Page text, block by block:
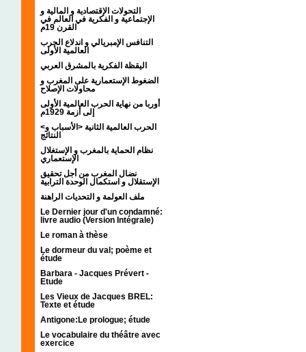
التحولات الإقتصادية و المالية و
الإجتماعية و الفكرية في العالم في
القرن 19م
التنافس الإمبريالي و اندلاع الحرب
العالمية الأولى
اليقظة الفكرية بالمشرق العربي
الضغوط الإستعمارية على المغرب و
محاولات الإصلاح
أوربا من نهاية الحرب العالمية الأولى
إلى أزمة 1929م
<الحرب العالمية الثانية <الأسباب و
النتائج
نظام الحماية بالمغرب و الإستغلال
الإستعماري
نضال المغرب من أجل تحقيق
الإستقلال و استكمال الوحدة الترابية
ملف العولمة و التحديات الراهنة
Le Dernier jour d'un condamné:
livre audio (Version Intégrale)
Le roman à thèse
Le dormeur du val; poème et
étude
Barbara - Jacques Prévert -
Etude
Les Vieux de Jacques BREL:
Texte et étude
Antigone:Le prologue; étude
Le vocabulaire du théâtre avec
exercice